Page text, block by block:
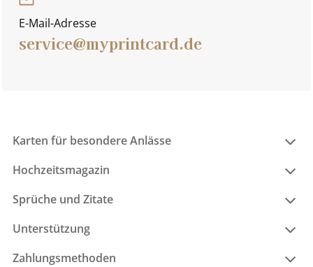
E-Mail-Adresse
service@myprintcard.de
Karten für besondere Anlässe
Hochzeitsmagazin
Sprüche und Zitate
Unterstützung
Zahlungsmethoden